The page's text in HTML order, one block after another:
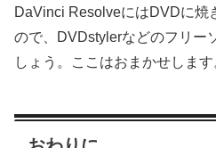
DaVinci ResolveにはDVDに焼
ので、DVDstylerなどのフリー
しょう。ここはおまかせします